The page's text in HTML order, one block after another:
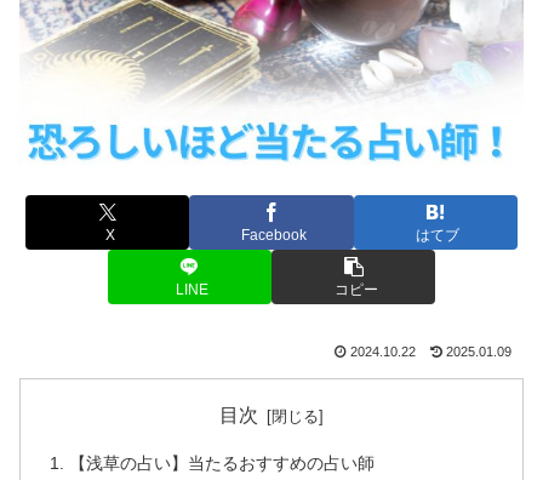
X Facebook はてブ
LINE コピー
2024.10.22 2025.01.09
目次
【浅草の占い】当たるおすすめの占い師